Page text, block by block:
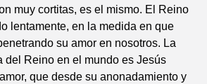
muy cortitas, es el mismo. El Reino
lentamente, en la medida en que
su amor en nosotros. La
del Reino en el mundo es Jesús
que desde su anonadamiento y